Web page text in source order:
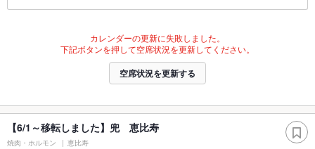
カレンダーの更新に失敗しました。
下記ボタンを押して空席状況を更新してください。
空席状況を更新する
【6/1～移転しました】兜 恵比寿
焼肉・ホルモン 恵比寿